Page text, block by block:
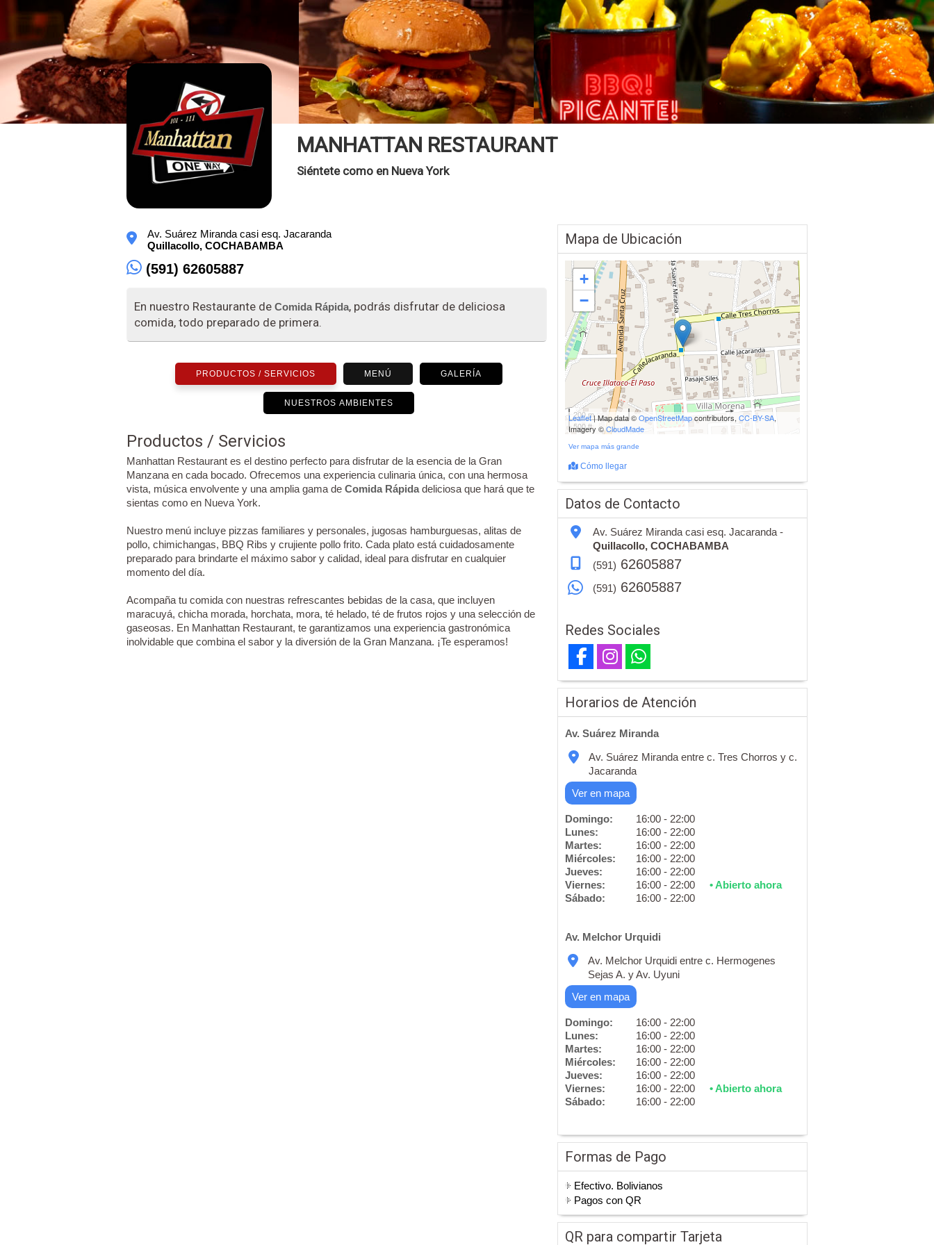
MANHATTAN RESTAURANT
Siéntete como en Nueva York
Av. Suárez Miranda casi esq. Jacaranda
Quillacollo, COCHABAMBA
(591) 62605887
En nuestro Restaurante de Comida Rápida, podrás disfrutar de deliciosa
comida, todo preparado de primera.
PRODUCTOS / SERVICIOS MENÚ GALERÍA
NUESTROS AMBIENTES
Productos / Servicios
Manhattan Restaurant es el destino perfecto para disfrutar de la esencia de la Gran
Manzana en cada bocado. Ofrecemos una experiencia culinaria única, con una hermosa
vista, música envolvente y una amplia gama de Comida Rápidadeliciosa que hará que te
sientas como en Nueva York.
Nuestro menú incluye pizzas familiares y personales, jugosas hamburguesas, alitas de
pollo, chimichangas, BBQ Ribs y crujiente pollo frito. Cada plato está cuidadosamente
preparado para brindarte el máximo sabor y calidad, ideal para disfrutar en cualquier
momento del día.
Acompaña tu comida con nuestras refrescantes bebidas de la casa, que incluyen
maracuyá, chicha morada, horchata, mora, té helado, té de frutos rojos y una selección de
gaseosas. En Manhattan Restaurant, te garantizamos una experiencia gastronómica
inolvidable que combina el sabor y la diversión de la Gran Manzana. ¡Te esperamos!
Mapa de Ubicación
+
−
200 m
500 ft
Leaflet| Map data ©OpenStreetMapcontributors, CC-BY-SA,
Imagery ©CloudMade
Ver mapa más grande
Cómo llegar
Datos de Contacto
Av. Suárez Miranda casi esq. Jacaranda -
Quillacollo, COCHABAMBA
(591) 62605887
(591) 62605887
Redes Sociales
Horarios de Atención
Av. Suárez Miranda
Av. Suárez Miranda entre c. Tres Chorros y c.
Jacaranda
Ver en mapa
Domingo:
16:00 - 22:00
Lunes:
16:00 - 22:00
Martes:
16:00 - 22:00
Miércoles:
16:00 - 22:00
Jueves:
16:00 - 22:00
Viernes:
16:00 - 22:00
• Abierto ahora
Sábado:
16:00 - 22:00
Av. Melchor Urquidi
Av. Melchor Urquidi entre c. Hermogenes
Sejas A. y Av. Uyuni
Ver en mapa
Domingo:
16:00 - 22:00
Lunes:
16:00 - 22:00
Martes:
16:00 - 22:00
Miércoles:
16:00 - 22:00
Jueves:
16:00 - 22:00
Viernes:
16:00 - 22:00
• Abierto ahora
Sábado:
16:00 - 22:00
Formas de Pago
Efectivo. Bolivianos
Pagos con QR
QR para compartir Tarjeta